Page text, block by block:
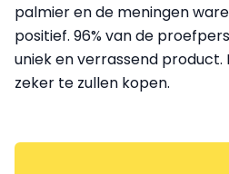
palmier en de meningen
positief. 96% van de
uniek en verrassend product.
zeker te zullen kopen.